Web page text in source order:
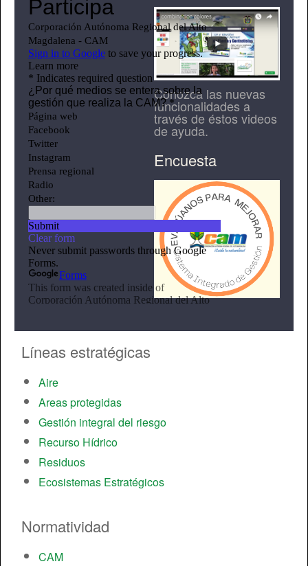
Conozca las nuevas
funcionalidades a
través de éstos videos
de ayuda.
Encuesta
Líneas estratégicas
Aire
Areas protegidas
Gestión integral del riesgo
Recurso Hídrico
Residuos
Ecosistemas Estratégicos
Normatividad
CAM